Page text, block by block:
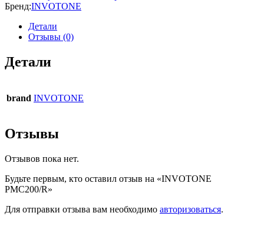
Бренд:INVOTONE
Детали
Отзывы (0)
Детали
brand INVOTONE
Отзывы
Отзывов пока нет.
Будьте первым, кто оставил отзыв на «INVOTONE
PMC200/R»
Для отправки отзыва вам необходимо авторизоваться.